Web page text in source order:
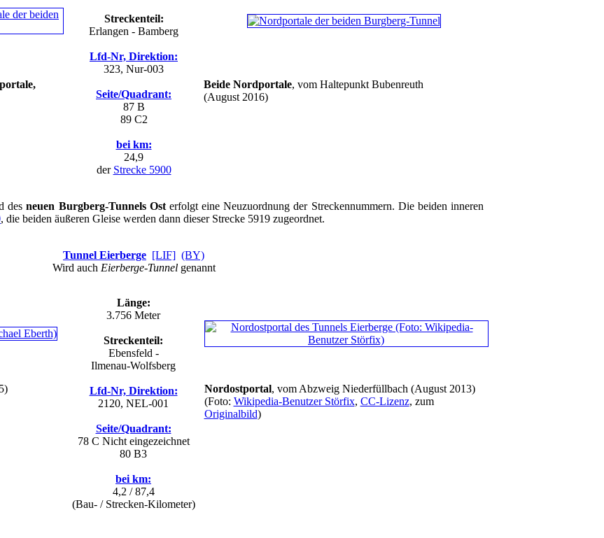
Streckenteil:
Erlangen - Bamberg
Lfd-Nr, Direktion:
323, Nur-003
Seite/Quadrant:
87 B
89 C2
bei km:
24,9
der Strecke 5900
Beide Nordportale, vom Haltepunkt Bubenreuth
(August 2016)
desneuen Burgberg-Tunnels Osterfolgt eine Neuzuordnung der Streckennummern. Die beiden inneren
, die beiden äußeren Gleise werden dann dieser Strecke 5919 zugeordnet.
Tunnel Eierberge [LIF] (BY)
Wird auch Eierberge-Tunnelgenannt
Länge:
3.756 Meter
Streckenteil:
Ebensfeld -
Ilmenau-Wolfsberg
Lfd-Nr, Direktion:
2120, NEL-001
Seite/Quadrant:
78 C Nicht eingezeichnet
80 B3
bei km:
4,2 / 87,4
(Bau- / Strecken-Kilometer)
Nordostportal, vom Abzweig Niederfüllbach (August 2013)
(Foto: Wikipedia-Benutzer Störfix, CC-Lizenz, zum
Originalbild)